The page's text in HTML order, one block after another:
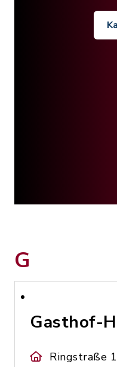
G
Gasthof-
Ringstraße